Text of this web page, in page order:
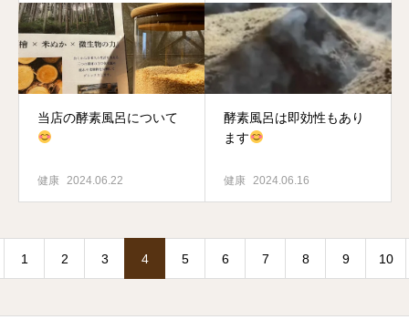
当店の酵素風呂について
健康 2024.06.22
酵素風呂は即効性もあり
ます
健康 2024.06.16
1 2 3 4 5 6 7 8 9 10